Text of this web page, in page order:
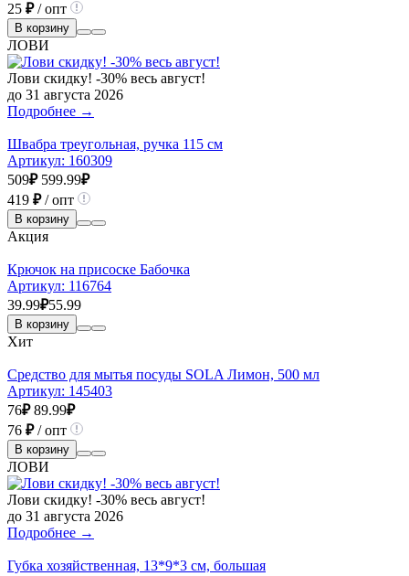
25 ₽/ опт
В корзину
ЛОВИ
Лови скидку! -30% весь август!
до 31 августа 2026
Подробнее →
Швабра треугольная, ручка 115 см
Артикул: 160309
509₽ 599.99₽
419 ₽/ опт
В корзину
Акция
Крючок на присоске Бабочка
Артикул: 116764
39.99₽55.99
В корзину
Хит
Средство для мытья посуды SOLA Лимон, 500 мл
Артикул: 145403
76₽ 89.99₽
76 ₽/ опт
В корзину
ЛОВИ
Лови скидку! -30% весь август!
до 31 августа 2026
Подробнее →
Губка хозяйственная, 13*9*3 см, большая